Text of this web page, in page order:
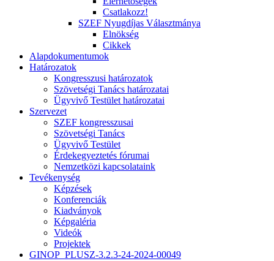
Csatlakozz!
SZEF Nyugdíjas Választmánya
Elnökség
Cikkek
Alapdokumentumok
Határozatok
Kongresszusi határozatok
Szövetségi Tanács határozatai
Ügyvivő Testület határozatai
Szervezet
SZEF kongresszusai
Szövetségi Tanács
Ügyvivő Testület
Érdekegyeztetés fórumai
Nemzetközi kapcsolataink
Tevékenység
Képzések
Konferenciák
Kiadványok
Képgaléria
Videók
Projektek
GINOP_PLUSZ-3.2.3-24-2024-00049